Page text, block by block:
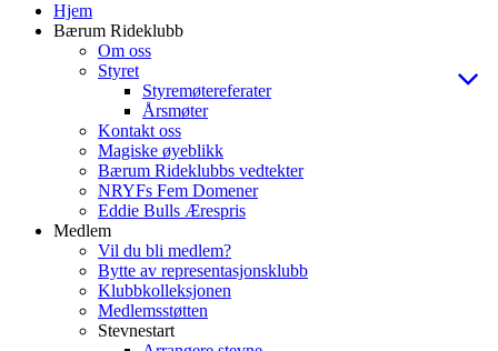
Hjem
Bærum Rideklubb
Om oss
Styret
Styremøtereferater
Årsmøter
Kontakt oss
Magiske øyeblikk
Bærum Rideklubbs vedtekter
NRYFs Fem Domener
Eddie Bulls Ærespris
Medlem
Vil du bli medlem?
Bytte av representasjonsklubb
Klubbkolleksjonen
Medlemsstøtten
Stevnestart